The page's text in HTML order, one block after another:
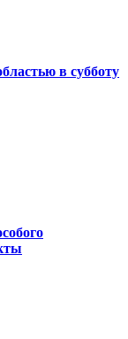
в субботу